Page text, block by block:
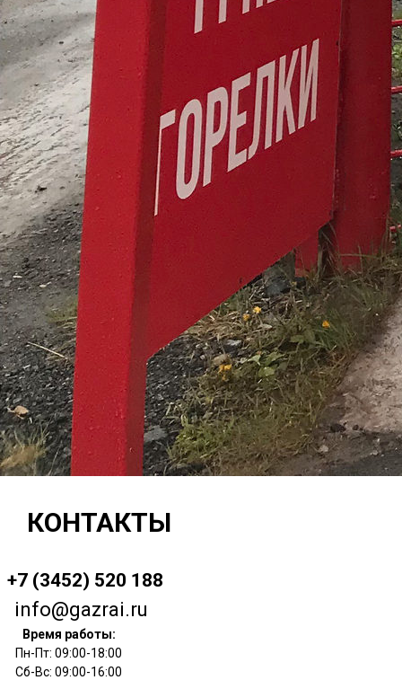
КОНТАКТЫ
+7 (3452) 520 188
info@gazrai.ru
Время работы:
Пн-Пт: 09:00-18:00
Сб-Вс: 09:00-16:00